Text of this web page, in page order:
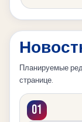
Планируемые
странице.
01